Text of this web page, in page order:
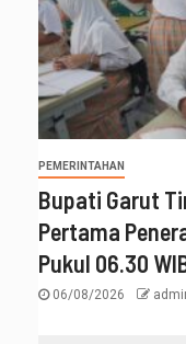
PEMERINTAHAN
Bupati Garut
Pertama
Pukul 06.30
06/08/2026